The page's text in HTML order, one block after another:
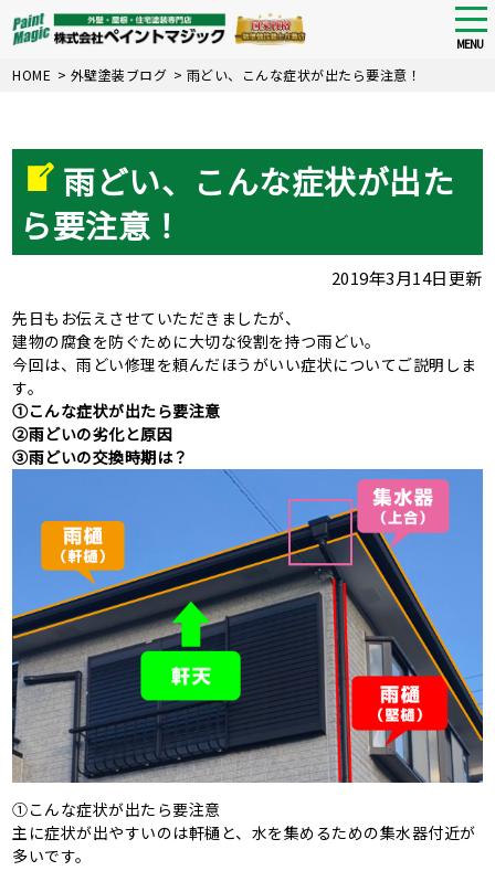
Skip
MENU
HOME > 外壁塗装ブログ > 雨どい、こんな症状が出たら要注意！
雨どい、こんな症状が出た
ら要注意！
2019年3月14日更新
先日もお伝えさせていただきましたが、
建物の腐食を防ぐために大切な役割を持つ雨どい。
今回は、雨どい修理を頼んだほうがいい症状についてご説明しま
す。
①こんな症状が出たら要注意
②雨どいの劣化と原因
③雨どいの交換時期は？
①こんな症状が出たら要注意
主に症状が出やすいのは軒樋と、水を集めるための集水器付近が
多いです。